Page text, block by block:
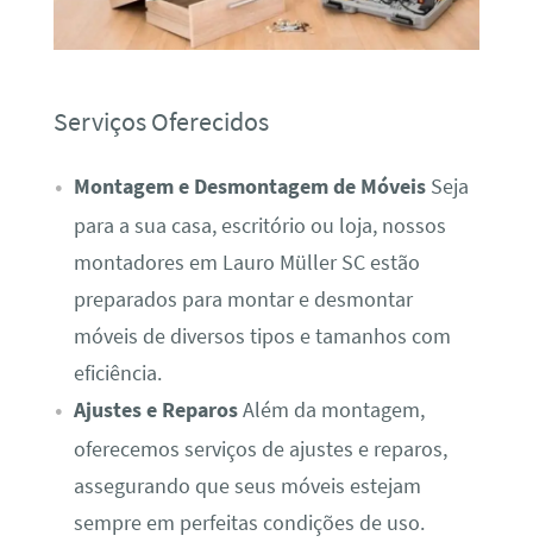
Serviços Oferecidos
Montagem e Desmontagem de MóveisSeja
para a sua casa, escritório ou loja, nossos
montadores em Lauro Müller SC estão
preparados para montar e desmontar
móveis de diversos tipos e tamanhos com
eficiência.
Ajustes e ReparosAlém da montagem,
oferecemos serviços de ajustes e reparos,
assegurando que seus móveis estejam
sempre em perfeitas condições de uso.